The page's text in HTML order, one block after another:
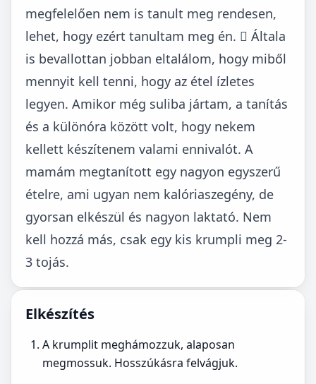
megfelelően nem is tanult meg rendesen,
lehet, hogy ezért tanultam meg én.  Általa
is bevallottan jobban eltalálom, hogy miből
mennyit kell tenni, hogy az étel ízletes
legyen. Amikor még suliba jártam, a tanítás
és a különóra között volt, hogy nekem
kellett készítenem valami ennivalót. A
mamám megtanított egy nagyon egyszerű
ételre, ami ugyan nem kalóriaszegény, de
gyorsan elkészül és nagyon laktató. Nem
kell hozzá más, csak egy kis krumpli meg 2-
3 tojás.
Elkészítés
A krumplit meghámozzuk, alaposan
megmossuk. Hosszúkásra felvágjuk.